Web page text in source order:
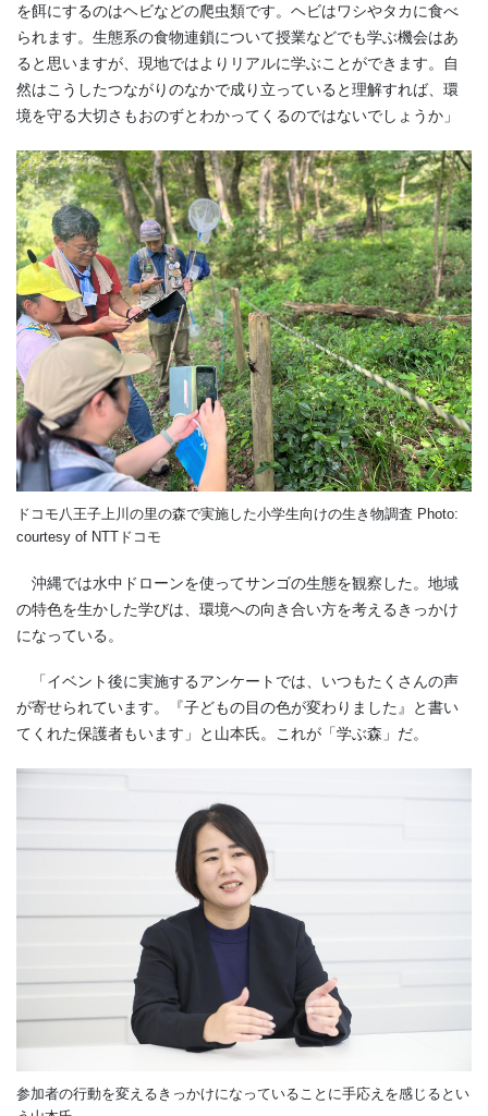
を餌にするのはヘビなどの爬虫類です。ヘビはワシやタカに食べ
られます。生態系の食物連鎖について授業などでも学ぶ機会はあ
ると思いますが、現地ではよりリアルに学ぶことができます。自
然はこうしたつながりのなかで成り立っていると理解すれば、環
境を守る大切さもおのずとわかってくるのではないでしょうか」
ドコモ八王子上川の里の森で実施した小学生向けの生き物調査 Photo:
courtesy of NTTドコモ
沖縄では水中ドローンを使ってサンゴの生態を観察した。地域
の特色を生かした学びは、環境への向き合い方を考えるきっかけ
になっている。
「イベント後に実施するアンケートでは、いつもたくさんの声
が寄せられています。『子どもの目の色が変わりました』と書い
てくれた保護者もいます」と山本氏。これが「学ぶ森」だ。
参加者の行動を変えるきっかけになっていることに手応えを感じるとい